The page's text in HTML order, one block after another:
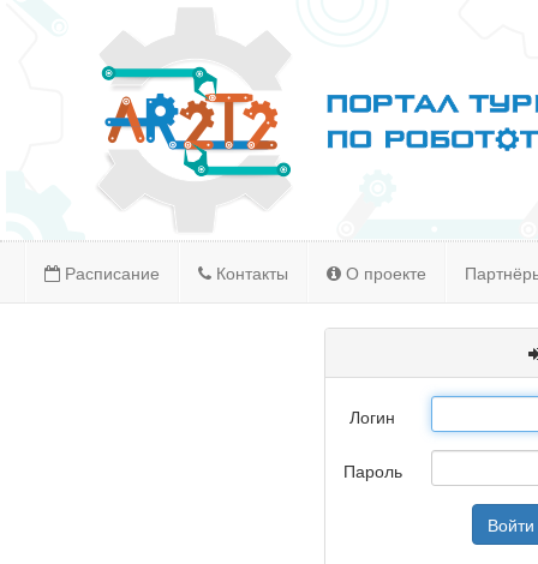
Расписание Контакты О проекте
Логин
Пароль
Войти